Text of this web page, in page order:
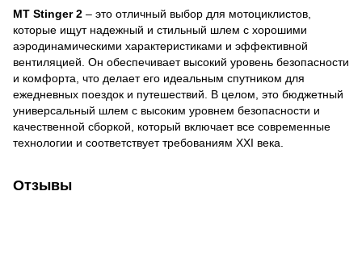
MT Stinger 2 – это отличный выбор для мотоциклистов,
которые ищут надежный и стильный шлем с хорошими
аэродинамическими характеристиками и эффективной
вентиляцией. Он обеспечивает высокий уровень безопасности
и комфорта, что делает его идеальным спутником для
ежедневных поездок и путешествий. В целом, это бюджетный
универсальный шлем с высоким уровнем безопасности и
качественной сборкой, который включает все современные
технологии и соответствует требованиям XXI века.
Отзывы